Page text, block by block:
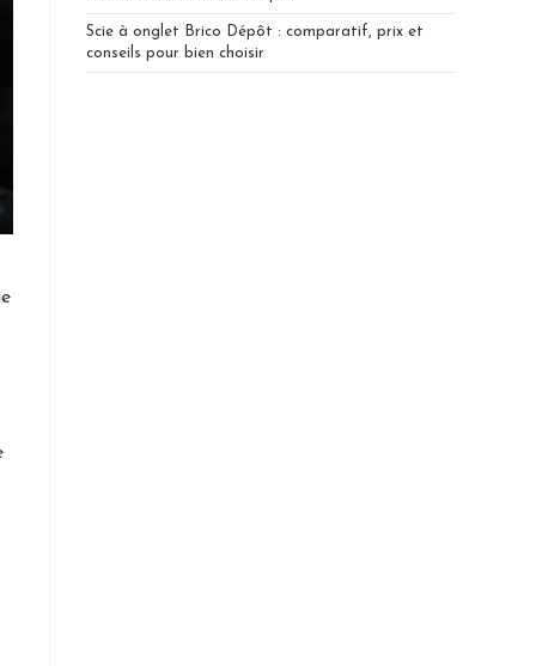
Scie à onglet Brico Dépôt : comparatif, prix et
conseils pour bien choisir